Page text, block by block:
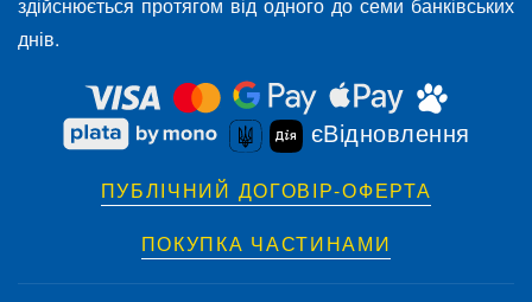
днів.
єВідновлення
ПУБЛІЧНИЙ ДОГОВІР-ОФЕРТА
ПОКУПКА ЧАСТИНАМИ